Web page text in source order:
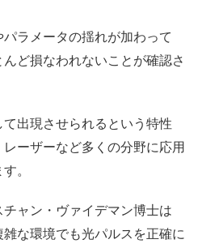
ラメータの揺れが加わって
ど損なわれないことが確認さ
出現させられるという特性
ーザーなど多くの分野に応用
。
ャン・ヴァイデマン博士は
雑な環境でも光パルスを正確に